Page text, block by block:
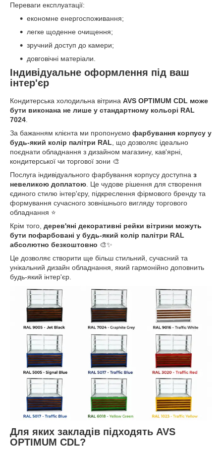
Переваги експлуатації:
економне енергоспоживання;
легке щоденне очищення;
зручний доступ до камери;
довговічні матеріали.
Індивідуальне оформлення під ваш
інтер'єр
Кондитерська холодильна вітрина AVS OPTIMUM CDL може
бути виконана не лише у стандартному кольорі RAL
7024
За бажанням клієнта ми пропонуємо фарбування корпусу у
будь-який колір палітри RAL , що дозволяє ідеально
поєднати обладнання з дизайном магазину, кав'ярні,
кондитерської чи торгової зони 🎨
Послуга індивідуального фарбування корпусу доступна з
невеликою доплатою . Це чудове рішення для створення
єдиного стилю інтер'єру, підкреслення фірмового бренду та
формування сучасного зовнішнього вигляду торгового
обладнання ⭐
Крім того, дерев'яні декоративні рейки вітрини можуть
бути пофарбовані у будь-який колір палітри RAL
абсолютно безкоштовно 🎨✨
Це дозволяє створити ще більш стильний, сучасний та
унікальний дизайн обладнання, який гармонійно доповнить
будь-який інтер'єр.
Для яких закладів підходять AVS
OPTIMUM CDL?